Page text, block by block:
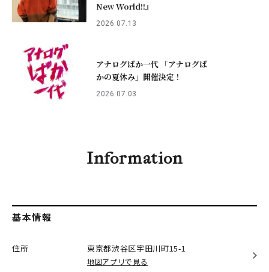
New World!!』
2026.07.13
アナログばか一代 「アナログば
かの夏休み」開催決定！
2026.07.03
Information
基本情報
住所 東京都渋谷区宇田川町15-1
地図アプリで見る